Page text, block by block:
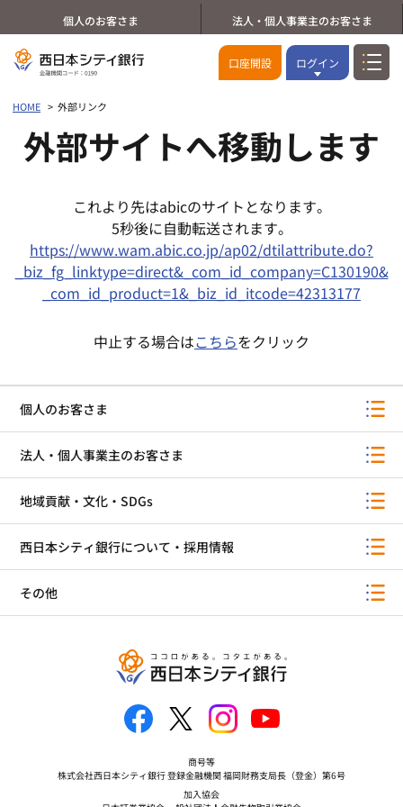
個人のお客さま 法人・個人事業主のお客さま
口座開設 ログイン
HOME 外部リンク
外部サイトへ移動します
これより先はabicのサイトとなります。
5秒後に自動転送されます。
https://www.wam.abic.co.jp/ap02/dtilattribute.do?
_biz_fg_linktype=direct&_com_id_company=C130190&
_com_id_product=1&_biz_id_itcode=42313177
中止する場合はこちらをクリック
個人のお客さま
法人・個人事業主のお客さま
地域貢献・文化・SDGs
西日本シティ銀行について・採用情報
その他
商号等
株式会社西日本シティ銀行 登録金融機関 福岡財務支局長（登金）第6号
加入協会